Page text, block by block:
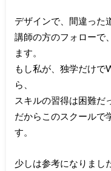
デザインで、間違った
講師の方のフォローで
ます。
もし私が、独学だけで
ら、
スキルの習得は困難だ
だからこのスクールで
す。
少しは参考になりまし